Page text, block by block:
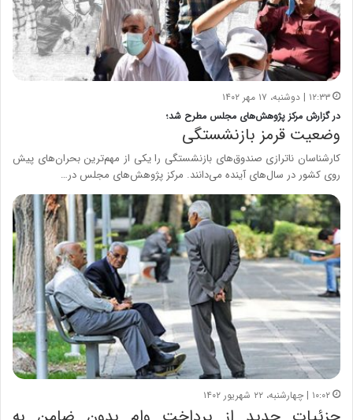
۱۲:۳۳ | دوشنبه، ۱۷ مهر ۱۴۰۲
در گزارش مرکز پژوهش‌های مجلس مطرح شد؛
وضعیت قرمز بازنشستگی
کارشناسان ناترازی صندوق‌های بازنشستگی را یکی از مهم‌ترین بحران‌های پیش
روی کشور در سال‌های آینده می‌دانند. مرکز پژوهش‌های مجلس در…
۱۰:۰۲ | چهارشنبه، ۲۲ شهریور ۱۴۰۲